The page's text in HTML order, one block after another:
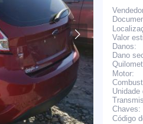
Valor
Danos:
Dano
Motor:
Unidade
Chaves:
Código